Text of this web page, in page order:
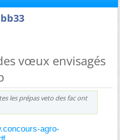
vœux envisagés
les prépas veto des fac ont
agro-